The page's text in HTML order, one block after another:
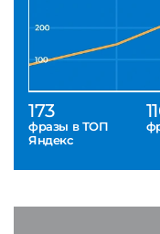
173
фразы в ТОП
Яндекс